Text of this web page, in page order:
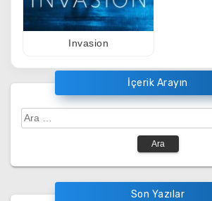
Invasion
İçerik Arayın
Arama:
Son Yazılar